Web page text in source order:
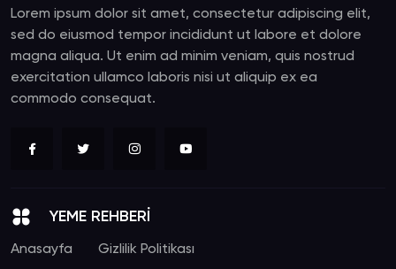
Lorem ipsum dolor sit amet, consectetur adipiscing elit,
sed do eiusmod tempor incididunt ut labore et dolore
magna aliqua. Ut enim ad minim veniam, quis nostrud
exercitation ullamco laboris nisi ut aliquip ex ea
commodo consequat.
YEME REHBERİ
Anasayfa Gizlilik Politikası